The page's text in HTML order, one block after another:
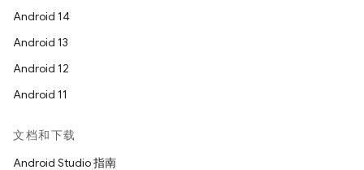
Android 14
Android 13
Android 12
Android 11
文档和下载
Android Studio 指南